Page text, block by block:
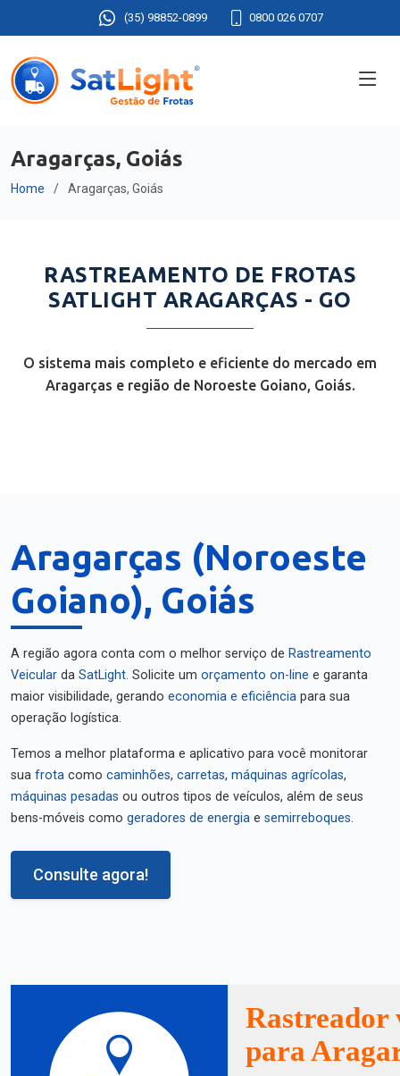
(35) 98852-0899 0800 026 0707
Aragarças, Goiás
Home Aragarças, Goiás
RASTREAMENTO DE FROTAS
SATLIGHT ARAGARÇAS - GO
O sistema mais completo e eficiente do mercado em
Aragarças e região de Noroeste Goiano, Goiás.
Aragarças (Noroeste
Goiano), Goiás
A região agora conta com o melhor serviço de Rastreamento
Veicular da SatLight. Solicite um orçamento on-line e garanta
maior visibilidade, gerando economia e eficiência para sua
operação logística.
Temos a melhor plataforma e aplicativo para você monitorar
sua frota como caminhões, carretas, máquinas agrícolas,
máquinas pesadas ou outros tipos de veículos, além de seus
bens-móveis como geradores de energia e semirreboques.
Consulte agora!
Rastreador
para